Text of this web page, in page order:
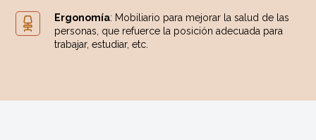
Ergonomía: Mobiliario para mejorar la salud de las
personas, que refuerce la posición adecuada para
trabajar, estudiar, etc.